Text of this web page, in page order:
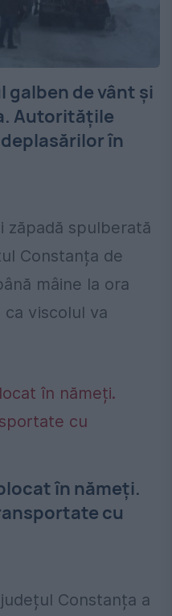
galben de vânt și
Autoritățile
în
zăpadă spulberată
Constanța de
mâine la ora
ca viscolul va
în nămeți.
cu
Constanța a